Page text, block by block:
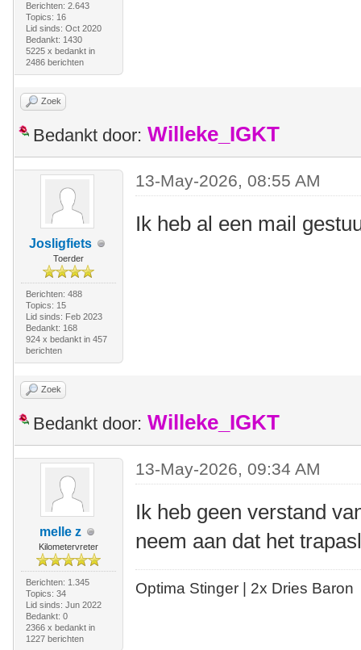
Berichten: 2.643
Topics: 16
Lid sinds: Oct 2020
Bedankt: 1430
5225 x bedankt in
2486 berichten
Zoek
Bedankt door: Willeke_IGKT
Josligfiets
Toerder
Berichten: 488
Topics: 15
Lid sinds: Feb 2023
Bedankt: 168
924 x bedankt in 457
berichten
13-May-2026, 08:55 AM
Ik heb al een mail
Zoek
Bedankt door: Willeke_IGKT
melle z
Kilometervreter
Berichten: 1.345
Topics: 34
Lid sinds: Jun 2022
Bedankt: 0
2366 x bedankt in
1227 berichten
13-May-2026, 09:34 AM
Ik heb geen verstand
neem aan dat het
Optima Stinger | 2x Dries Baron